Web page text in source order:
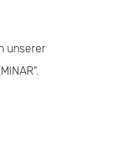
unserer
.